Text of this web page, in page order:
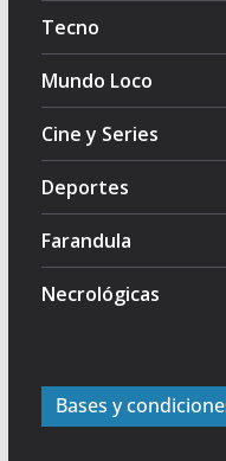
Tecno
Mundo Loco
Cine y Series
Deportes
Farandula
Necrológicas
Bases y